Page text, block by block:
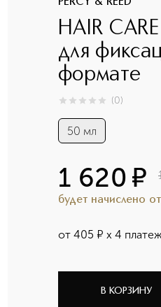
HAIR
для
формате
0из 0 (0)
50 мл
1 620 ¤
будет начислено от
от405 ¤ х 4
В КОРЗИНУ